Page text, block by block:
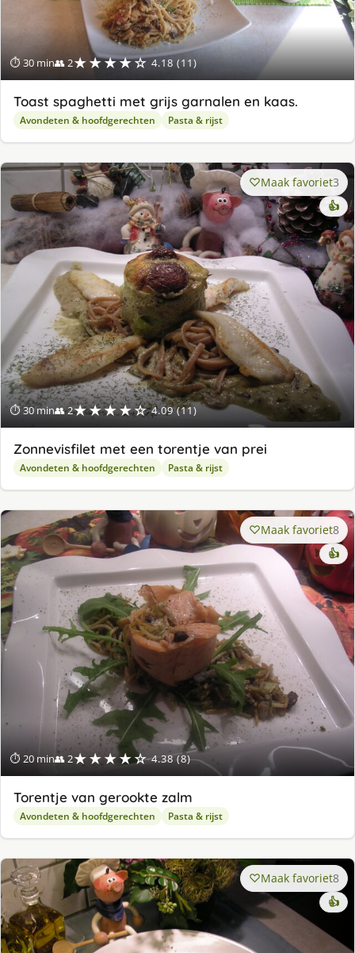
⏱ 30 min👥 2★★★★☆ 4.18 (11)
Toast spaghetti met grijs garnalen en kaas.
Avondeten & hoofdgerechten Pasta & rijst
⏱ 30 min👥 2★★★★☆ 4.09 (11)
Maak favoriet3
👍
Zonnevisfilet met een torentje van prei
Avondeten & hoofdgerechten Pasta & rijst
⏱ 20 min👥 2★★★★☆ 4.38 (8)
Maak favoriet8
👍
Torentje van gerookte zalm
Avondeten & hoofdgerechten Pasta & rijst
Maak favoriet8
👍